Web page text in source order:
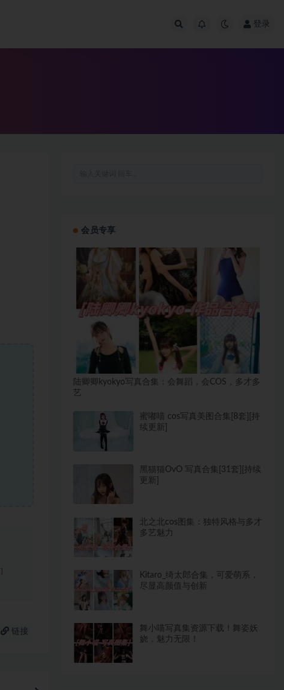
登录
链接
会员专享
陆卿卿kyokyo写真合集：会舞蹈，会COS，多才多
艺
蜜嘟喵 cos写真美图合集[8套][持
续更新]
黑猫猫OvO 写真合集[31套][持续
更新]
北之北cos图集：独特风格与多才
多艺魅力
Kitaro_绮太郎合集，可爱萌系，
尽显高颜值与创新
舞小喵写真集资源下载！舞姿妖
娆，魅力无限！